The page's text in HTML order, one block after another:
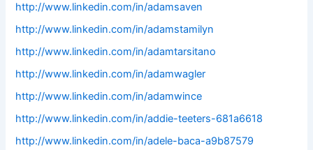
http://www.linkedin.com/in/adamsaven
http://www.linkedin.com/in/adamstamilyn
http://www.linkedin.com/in/adamtarsitano
http://www.linkedin.com/in/adamwagler
http://www.linkedin.com/in/adamwince
http://www.linkedin.com/in/addie-teeters-681a6618
http://www.linkedin.com/in/adele-baca-a9b87579